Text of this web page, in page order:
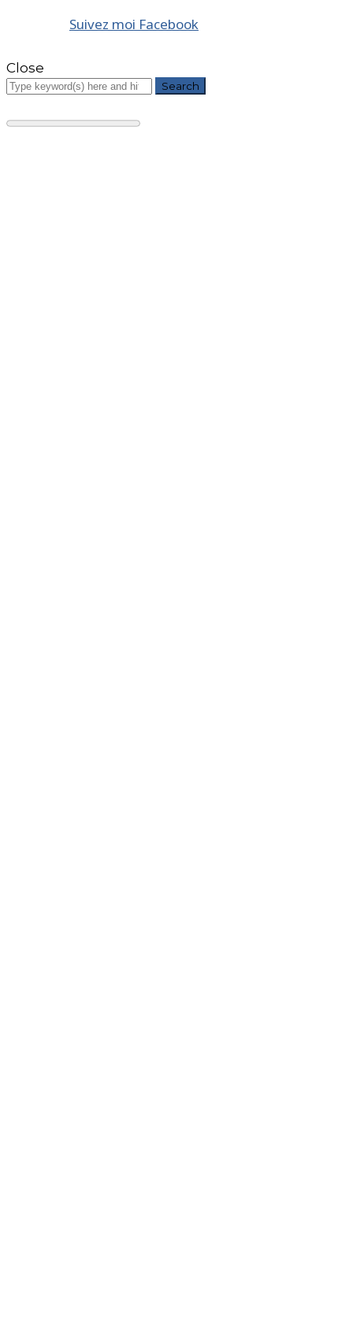
Suivez moi Facebook
Close